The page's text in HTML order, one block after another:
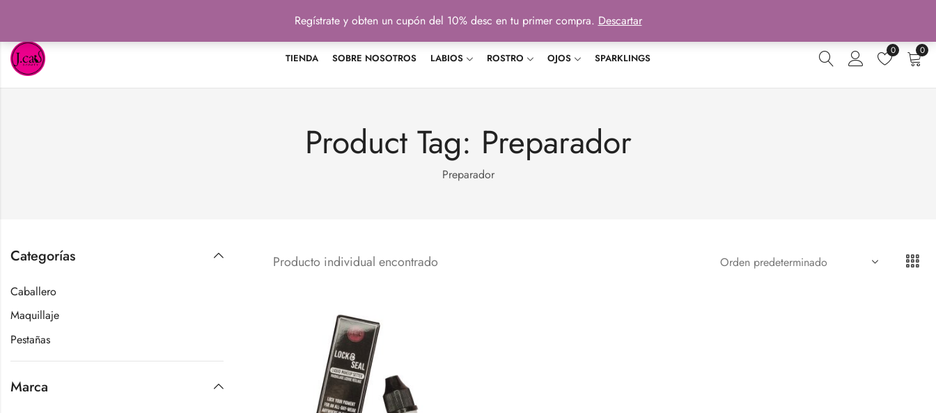
TIENDA SOBRE NOSOTROS LABIOS ROSTRO OJOS SPARKLINGS
0 0
Product Tag: Preparador
Preparador
Producto individual encontrado
Categorías
Caballero
Maquillaje
Pestañas
Marca
Regístrate y obten un cupón del 10% desc en tu primer compra. Descartar